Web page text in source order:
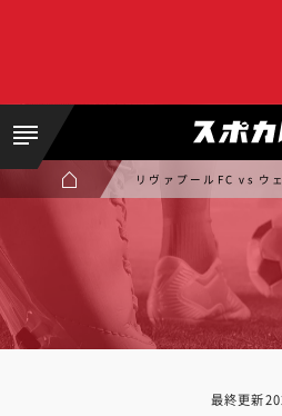
リヴァプールFC vs ウ
最終更新